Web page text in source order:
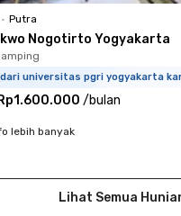
• Putra
Nogotirto Yogyakarta
universitas pgri yogyakarta
/bulan
lebih banyak
Lihat Semua